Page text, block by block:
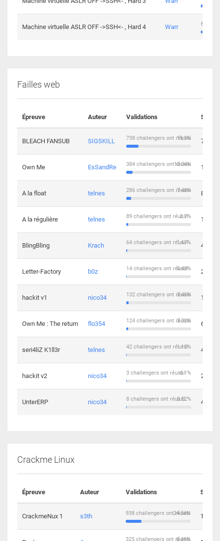
Machine virtuelle ASLR OFF ->SSH<- , Hard 4 Warr 63
Failles web
Épreuve Auteur Validations
BLEACH FANSUB SIGSKILL 19.3%
738 challengers ont réussi 7
Own Me EsSandRe 10.04%
384 challengers ont réussi 13
A la float telnes 7.48%
286 challengers ont réussi 8
A la régulière telnes 2.7%
89 challengers ont réussi 10
BlingBling Krach 1.67%
64 challengers ont réussi 4
Letter-Factory b0z 0.43%
14 challengers ont réussi 2
hackit v1 nico34 3.45%
132 challengers ont réussi 12
Own Me : The return flo354 3.32%
124 challengers ont réussi 6
seri4liZ K1ll3r telnes 1.12%
42 challengers ont réussi 4
hackit v2 nico34 0.1%
3 challengers ont réussi 2
UnterERP nico34 0.22%
8 challengers ont réussi 4
Crackme Linux
Épreuve Auteur Validations
CrackmeNux 1 s3th 24.54%
938 challengers ont réussi 14
8.49%
325 challengers ont réussi